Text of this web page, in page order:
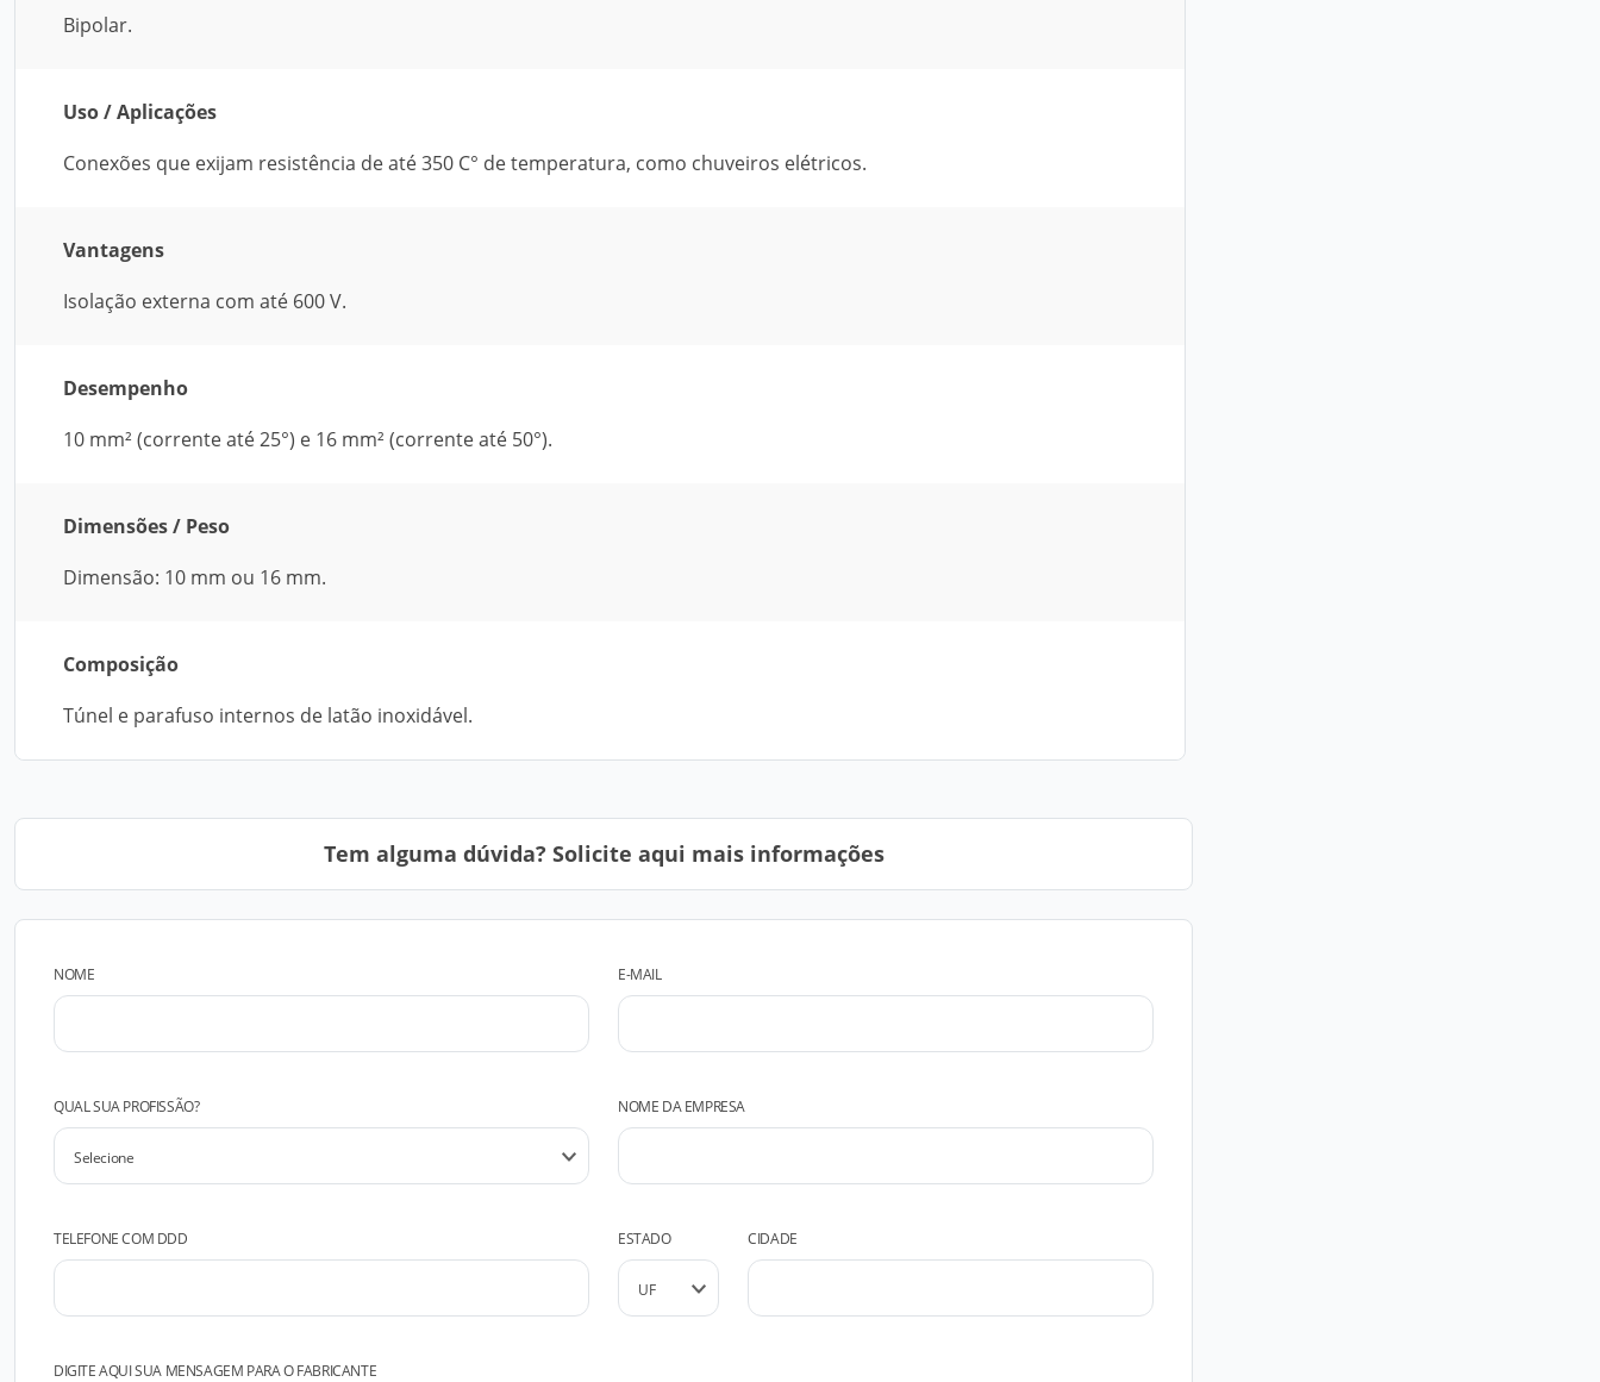
Bipolar.
Uso / Aplicações
Conexões que exijam resistência de até 350 C° de temperatura, como chuveiros elétricos.
Vantagens
Isolação externa com até 600 V.
Desempenho
10 mm² (corrente até 25°) e 16 mm² (corrente até 50°).
Dimensões / Peso
Dimensão: 10 mm ou 16 mm.
Composição
Túnel e parafuso internos de latão inoxidável.
Tem alguma dúvida? Solicite aqui mais informações
NOME E-MAIL
QUAL SUA PROFISSÃO? NOME DA EMPRESA
TELEFONE COM DDD ESTADO CIDADE
DIGITE AQUI SUA MENSAGEM PARA O FABRICANTE